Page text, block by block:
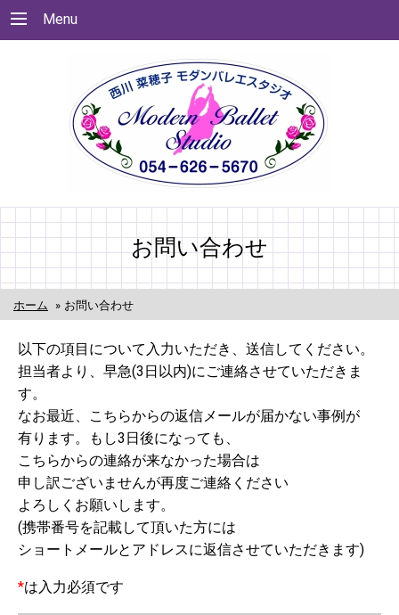
Menu
お問い合わせ
ホーム » お問い合わせ
以下の項目について入力いただき、送信してください。
担当者より、早急(3日以内)にご連絡させていただきま
す。
なお最近、こちらからの返信メールが届かない事例が
有ります。もし3日後になっても、
こちらからの連絡が来なかった場合は
申し訳ございませんが再度ご連絡ください
よろしくお願いします。
(携帯番号を記載して頂いた方には
ショートメールとアドレスに返信させていただきます)
*は入力必須です